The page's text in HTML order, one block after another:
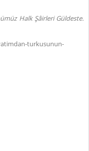
Halk Şâirleri Güldeste.
turkusunun-